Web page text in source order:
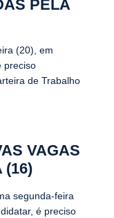
PELA
(20), em
preciso
de Trabalho
VAGAS
(16)
segunda-feira
é preciso